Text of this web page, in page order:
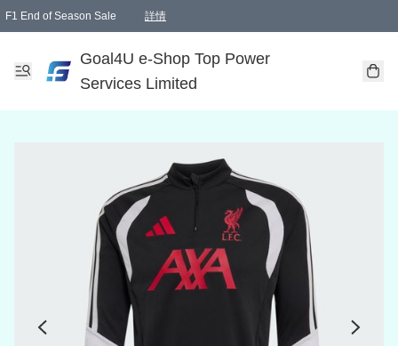
F1 End of Season Sale 詳情
Goal4U e-Shop Top Power
Services Limited